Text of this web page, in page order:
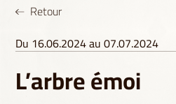
Retour
Du 16.06.2024 au 07.07.2024
L’arbre émoi